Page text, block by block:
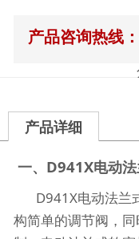
产品咨询热线
产品详细
一、D941X电动
D941X电动法兰
构简单的调节阀，